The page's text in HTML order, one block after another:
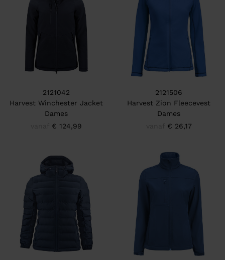
2121042
Harvest Winchester Jacket
Dames
€ 124,99
2121506
Harvest Zion Fleecevest
Dames
€ 26,17